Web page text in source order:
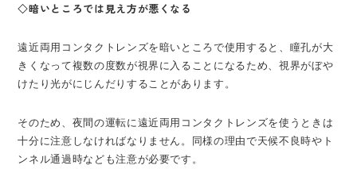
◇暗いところでは見え方が悪くなる
遠近両用コンタクトレンズを暗いところで使用すると、瞳孔が大
きくなって複数の度数が視界に入ることになるため、視界がぼや
けたり光がにじんだりすることがあります。
そのため、夜間の運転に遠近両用コンタクトレンズを使うときは
十分に注意しなければなりません。同様の理由で天候不良時やト
ンネル通過時なども注意が必要です。